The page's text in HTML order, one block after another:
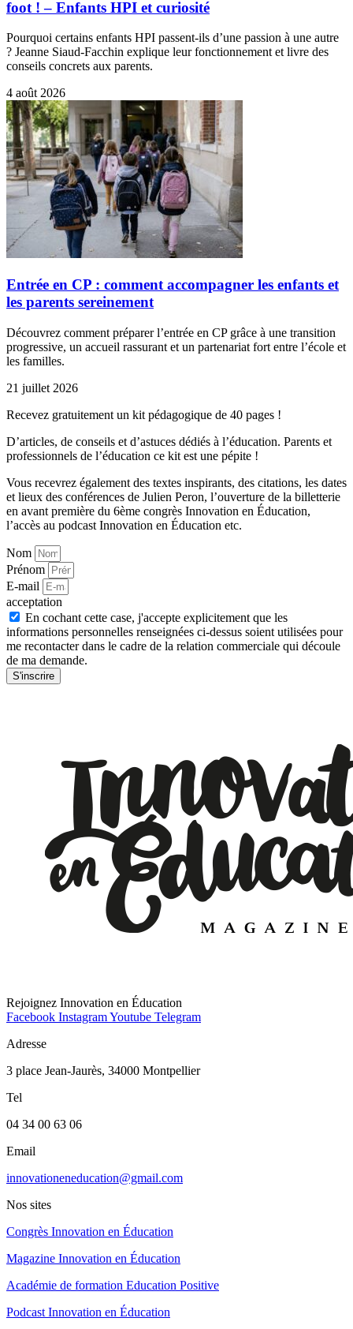
foot ! – Enfants HPI et curiosité
Pourquoi certains enfants HPI passent-ils d’une passion à une autre
? Jeanne Siaud-Facchin explique leur fonctionnement et livre des
conseils concrets aux parents.
4 août 2026
Entrée en CP : comment accompagner les enfants et
les parents sereinement
Découvrez comment préparer l’entrée en CP grâce à une transition
progressive, un accueil rassurant et un partenariat fort entre l’école et
les familles.
21 juillet 2026
Recevez gratuitement un kit pédagogique de 40 pages !
D’articles, de conseils et d’astuces dédiés à l’éducation. Parents et
professionnels de l’éducation ce kit est une pépite !
Vous recevrez également des textes inspirants, des citations, les dates
et lieux des conférences de Julien Peron, l’ouverture de la billetterie
en avant première du 6ème congrès Innovation en Éducation,
l’accès au podcast Innovation en Éducation etc.
Nom
Prénom
E-mail
acceptation
En cochant cette case, j'accepte explicitement que les
informations personnelles renseignées ci-dessus soient utilisées pour
me recontacter dans le cadre de la relation commerciale qui découle
de ma demande.
S'inscrire
Rejoignez Innovation en Éducation
Facebook InstagramYoutube Telegram
Adresse
3 place Jean-Jaurès, 34000 Montpellier
Tel
04 34 00 63 06
Email
innovationeneducation@gmail.com
Nos sites
Congrès Innovation en Éducation
Magazine Innovation en Éducation
Académie de formation Education Positive
Podcast Innovation en Éducation